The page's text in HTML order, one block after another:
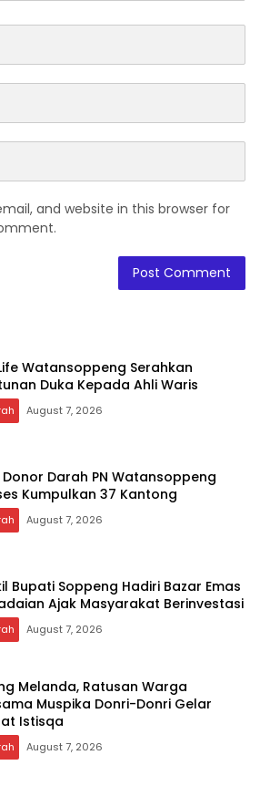
and website in this browser for
Watansoppeng Serahkan
Duka Kepada Ahli Waris
August 7, 2026
Donor Darah PN Watansoppeng
Kumpulkan 37 Kantong
August 7, 2026
Bupati Soppeng Hadiri Bazar Emas
Ajak Masyarakat Berinvestasi
August 7, 2026
Melanda, Ratusan Warga
Muspika Donri-Donri Gelar
Istisqa
August 7, 2026